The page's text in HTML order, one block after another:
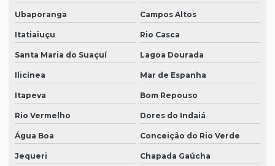
Ubaporanga Campos Altos
Itatiaiuçu Rio Casca
Santa Maria do Suaçuí Lagoa Dourada
Ilicínea Mar de Espanha
Itapeva Bom Repouso
Rio Vermelho Dores do Indaiá
Água Boa Conceição do Rio Verde
Jequeri Chapada Gaúcha